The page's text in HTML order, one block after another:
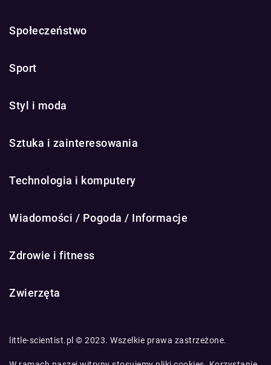
Społeczeństwo
Sport
Styl i moda
Sztuka i zainteresowania
Technologia i komputery
Wiadomości / Pogoda / Informacje
Zdrowie i fitness
Zwierzęta
little-scientist.pl © 2023. Wszelkie prawa zastrzeżone.